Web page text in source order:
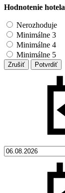
Hodnotenie hotela
Nerozhoduje
Minimálne 3
Minimálne 4
Minimálne 5
Zrušiť Potvrdiť